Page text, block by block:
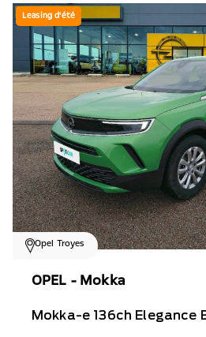
Leasing d'été
Opel Troyes
OPEL - Mokka
Mokka-e 136ch Elegance